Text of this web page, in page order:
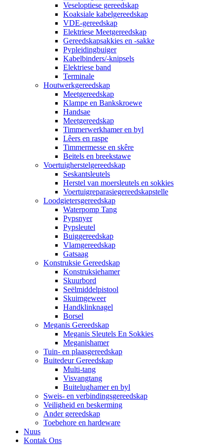
Veseloptiese gereedskap
Koaksiale kabelgereedskap
VDE-gereedskap
Elektriese Meetgereedskap
Gereedskapsakkies en -sakke
Pypleidingbuiger
Kabelbinders/-knipsels
Elektriese band
Terminale
Houtwerkgereedskap
Meetgereedskap
Klampe en Bankskroewe
Handsae
Meetgereedskap
Timmerwerkhamer en byl
Lêers en raspe
Timmermesse en skêre
Beitels en breekstawe
Voertuigherstelgereedskap
Seskantsleutels
Herstel van moersleutels en sokkies
Voertuigreparasiegereedskapstelle
Loodgietersgereedskap
Waterpomp Tang
Pypsnyer
Pypsleutel
Buiggereedskap
Vlamgereedskap
Gatsaag
Konstruksie Gereedskap
Konstruksiehamer
Skuurbord
Seëlmiddelpistool
Skuimgeweer
Handklinknagel
Borsel
Meganis Gereedskap
Meganis Sleutels En Sokkies
Meganishamer
Tuin- en plaasgereedskap
Buitedeur Gereedskap
Multi-tang
Visvangtang
Buitelughamer en byl
Sweis- en verbindingsgereedskap
Veiligheid en beskerming
Ander gereedskap
Toebehore en hardeware
Nuus
Kontak Ons